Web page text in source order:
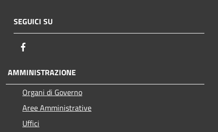
SEGUICI SU
AMMINISTRAZIONE
Organi di Governo
Aree Amministrative
Uffici